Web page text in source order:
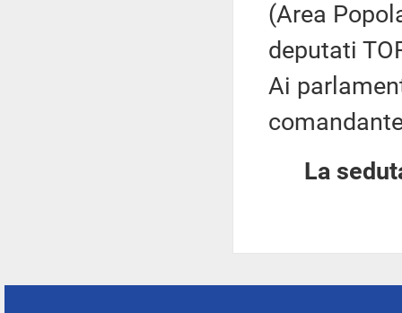
(Area
deputati
Ai
La